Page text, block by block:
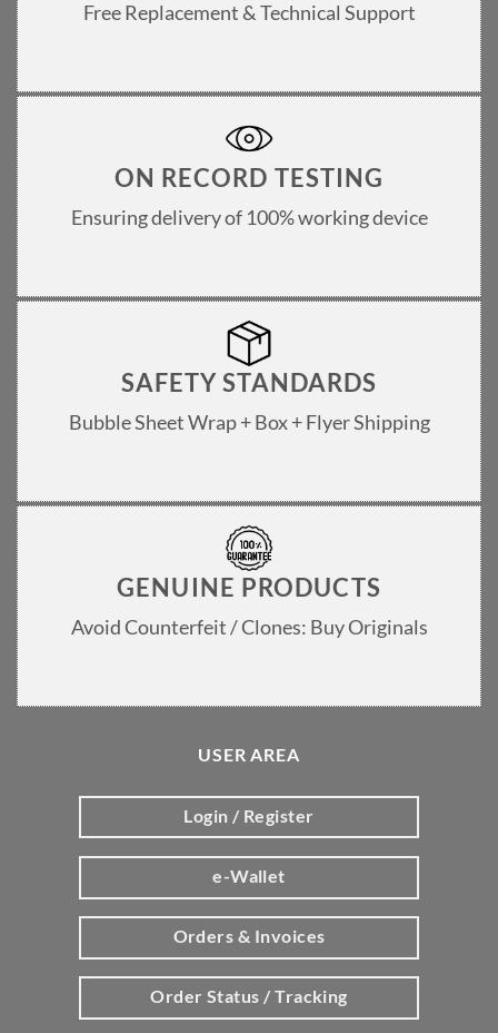
Free Replacement & Technical Support
ON RECORD TESTING
Ensuring delivery of 100% working device
SAFETY STANDARDS
Bubble Sheet Wrap + Box + Flyer Shipping
GENUINE PRODUCTS
Avoid Counterfeit / Clones: Buy Originals
USER AREA
Login / Register
e-Wallet
Orders & Invoices
Order Status / Tracking